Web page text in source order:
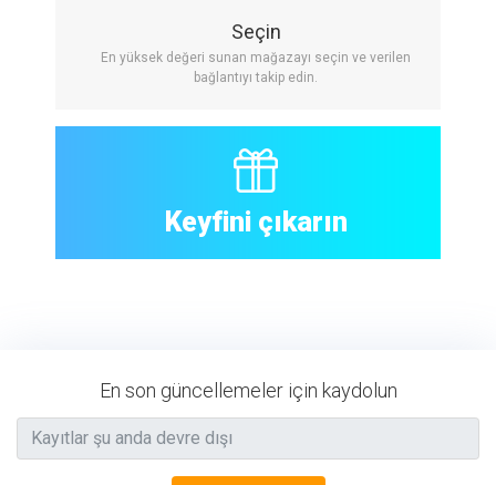
Seçin
En yüksek değeri sunan mağazayı seçin ve verilen
bağlantıyı takip edin.
Keyfini çıkarın
En son güncellemeler için kaydolun